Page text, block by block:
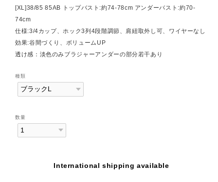
[XL]38/85 85AB トップバスト:約74-78cm アンダーバスト:約70-
74cm
仕様:3/4カップ、ホック3列4段階調節、肩紐取外し可、ワイヤーなし
効果:谷間づくり、ボリュームUP
透け感：淡色のみブラジャーアンダーの部分若干あり
種類
数量
International shipping available